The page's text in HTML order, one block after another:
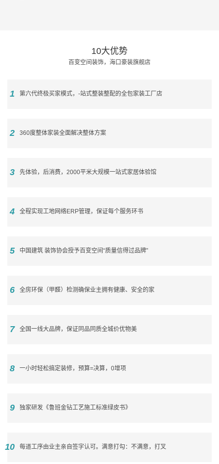
10大优势
百变空间装饰，海口豪装旗舰店
1 第六代终极买家模式，-站式整装整配的全包家装工厂店
2 360度整体家装全面解决整体方案
3 先体验，后消费，2000平米大规模一站式家居体验馆
4 全程实现工地网络ERP管理，保证每个服务环书
5 中国建筑 装饰协会授予百变空间“质量信得过品牌”
6 全房环保（甲醛）检测确保业主拥有健康、安全的家
7 全国一线大品牌，保证同品同质全城价优物美
8 一小时轻松搞定装修，预算=决算，0增项
9 独家研发《鲁班金钻工艺施工标准绿皮书》
10 每道工序由业主亲自签字认可。满意打勾：不满意，打叉